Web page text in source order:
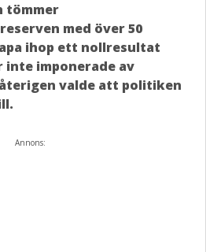
tömmer
med över 50
ihop ett nollresultat
inte imponerade av
valde att politiken
Annons: